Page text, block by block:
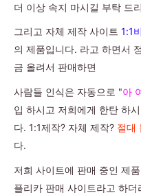
더 이상 속지 마시길 부탁 드
그리고 자체 제작 사이트 1:1
의 제품입니다. 라고 하면서
금 올려서 판매하면
사람들 인식은 자동으로 "아
입 하시고 저희에게 한탄 하
다. 1:1제작? 자체 제작? 절대
다.
저희 사이트에 판매 중인 제
플리카 판매 사이트라고 하